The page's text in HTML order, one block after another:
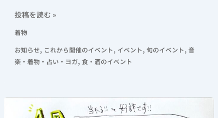
投稿を読む »
着物
お知らせ, これから開催のイベント, イベント, 旬のイベント, 音
楽・着物・占い・ヨガ, 食・酒のイベント